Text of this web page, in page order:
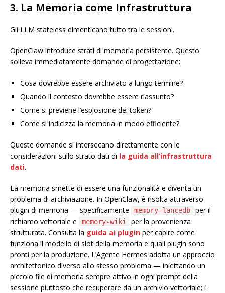
3. La Memoria come Infrastruttura
Gli LLM stateless dimenticano tutto tra le sessioni.
OpenClaw introduce strati di memoria persistente. Questo
solleva immediatamente domande di progettazione:
Cosa dovrebbe essere archiviato a lungo termine?
Quando il contesto dovrebbe essere riassunto?
Come si previene l’esplosione dei token?
Come si indicizza la memoria in modo efficiente?
Queste domande si intersecano direttamente con le
considerazioni sullo strato dati di la guida all’infrastruttura
dati.
La memoria smette di essere una funzionalità e diventa un
problema di archiviazione. In OpenClaw, è risolta attraverso
plugin di memoria — specificamente
memory-lancedb
per il
richiamo vettoriale e
memory-wiki
per la provenienza
strutturata. Consulta la guida ai plugin per capire come
funziona il modello di slot della memoria e quali plugin sono
pronti per la produzione. L’Agente Hermes adotta un approccio
architettonico diverso allo stesso problema — iniettando un
piccolo file di memoria sempre attivo in ogni prompt della
sessione piuttosto che recuperare da un archivio vettoriale; i